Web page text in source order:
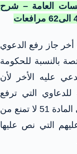
العامة – شرح
جاز رفع الدعوي
بالنسبة للحكومة
عليه الأخر لأن
التي ترفع
علي الحكومة التي نص عليها المشرع في المادة 51 لا تمنع من
التي نص عليها